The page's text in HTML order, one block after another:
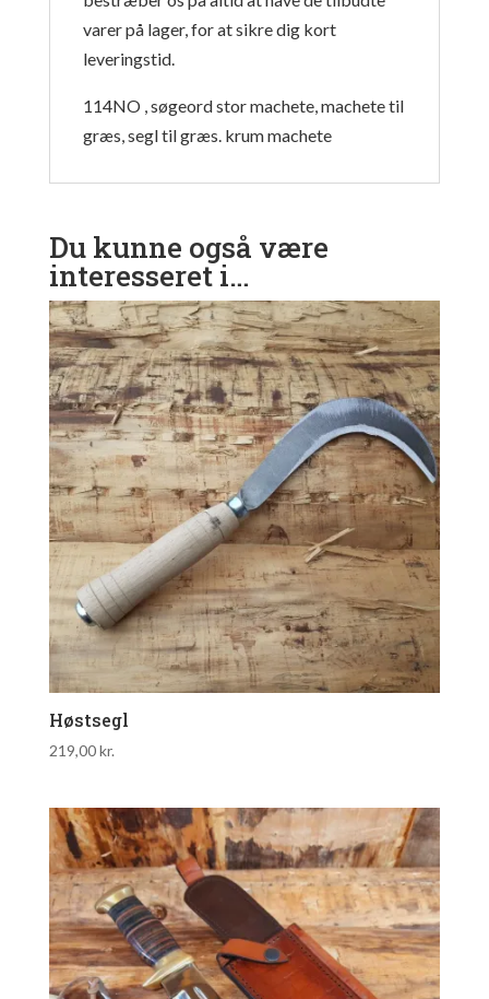
varer på lager, for at sikre dig kort
leveringstid.
114NO , søgeord stor machete, machete til
græs, segl til græs. krum machete
Du kunne også være
interesseret i…
Høstsegl
219,00kr.